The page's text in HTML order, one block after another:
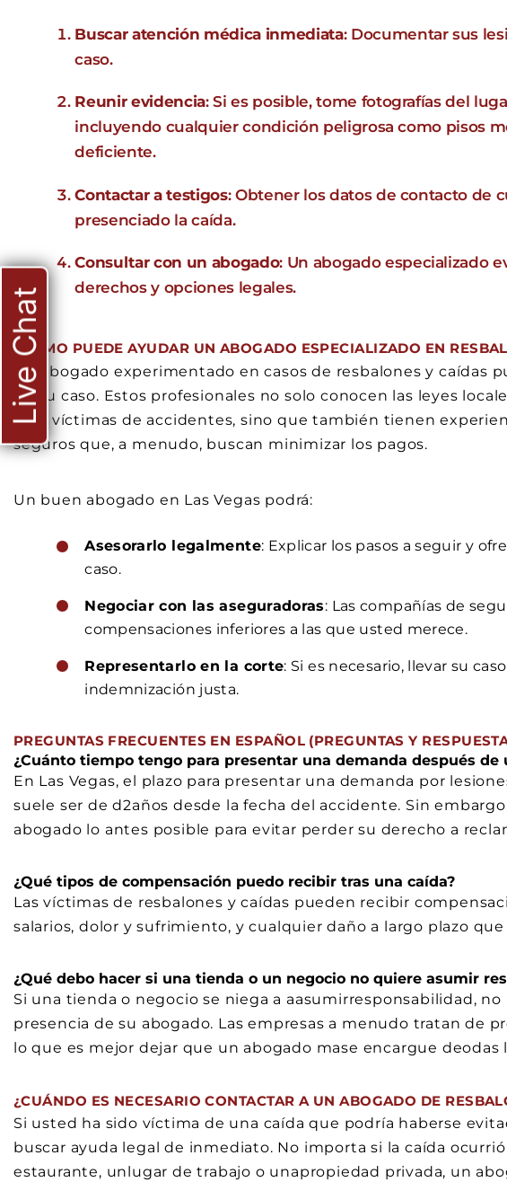
Buscar atención médica inmediata: Documentar sus
caso.
Reunir evidencia: Si es posible, tome fotografías del
incluyendo cualquier condición peligrosa como pisos
deficiente.
Contactar a testigos: Obtener los datos de contacto de
presenciado la caída.
Consultar con un abogado: Un abogado especializado
derechos y opciones legales.
¿CÓMO PUEDE AYUDAR UN ABOGADO ESPECIALIZADO EN
Un abogado experimentado en casos de resbalones y caídas
de su caso. Estos profesionales no solo conocen las leyes
a las víctimas de accidentes, sino que también tienen
seguros que, a menudo, buscan minimizar los pagos.
Un buen abogado en Las Vegas podrá:
Asesorarlo legalmente: Explicar los pasos a seguir y
caso.
Negociar con las aseguradoras: Las compañías de
compensaciones inferiores a las que usted merece.
Representarlo en la corte: Si es necesario, llevar su
indemnización justa.
PREGUNTAS FRECUENTES EN ESPAÑOL (PREGUNTAS Y
¿Cuánto tiempo tengo para presentar una demanda después de
En Las Vegas, el plazo para presentar una demanda por
suele ser de d2años desde la fecha del accidente. Sin
abogado lo antes posible para evitar perder su derecho a
¿Qué tipos de compensación puedo recibir tras una caída?
Las víctimas de resbalones y caídas pueden recibir
salarios, dolor y sufrimiento, y cualquier daño a largo plazo
¿Qué debo hacer si una tienda o un negocio no quiere asumir
Si una tienda o negocio se niega a aasumirresponsabilidad, no
presencia de su abogado. Las empresas a menudo tratan de
lo que es mejor dejar que un abogado mase encargue deodas
¿CUÁNDO ES NECESARIO CONTACTAR A UN ABOGADO DE
Si usted ha sido víctima de una caída que podría haberse
buscar ayuda legal de inmediato. No importa si la caída
estaurante, unlugar de trabajo o unapropiedad privada, un
Live Chat